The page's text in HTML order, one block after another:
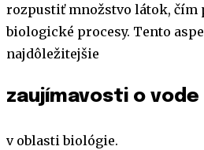
rozpustiť množstvo látok, čím
biologické procesy. Tento
najdôležitejšie
zaujímavosti o vode
v oblasti biológie.